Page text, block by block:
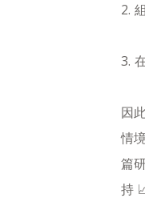
2.
​3.
因
情
篇
持